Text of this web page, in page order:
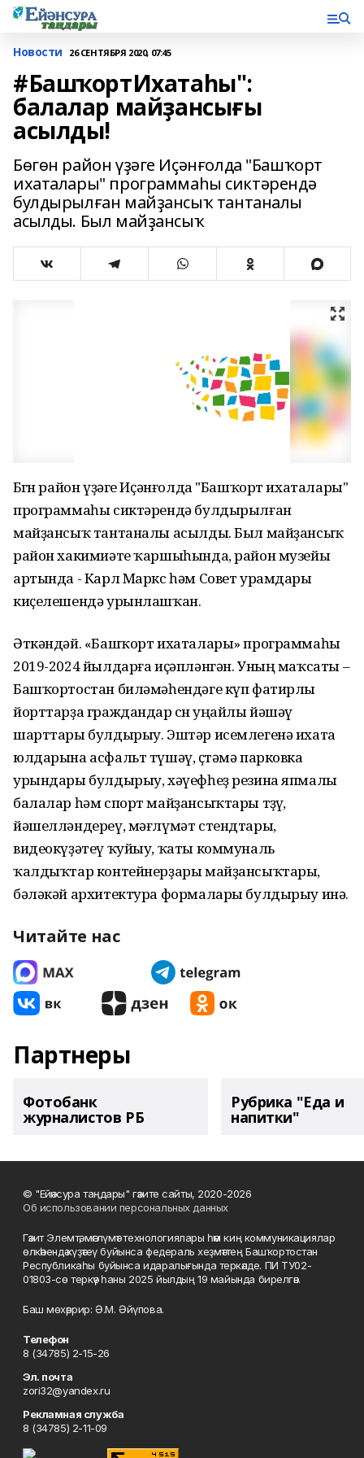
Новости 26 СЕНТЯБРЯ 2020, 07:45
#БашҡортИхатаһы":
балалар майҙансығы
асылды!
Бөгөн район үҙәге Иҫәнғолда "Башҡорт
ихаталары" программаһы сиктәрендә
булдырылған майҙансыҡ тантаналы
асылды. Был майҙансыҡ
Бөгөн район үҙәге Иҫәнғолда "Башҡорт ихаталары"
программаһы сиктәрендә булдырылған
майҙансыҡ тантаналы асылды. Был майҙансыҡ
район хакимиәте ҡаршыһында, район музейы
артында - Карл Маркс һәм Совет урамдары
киҫелешендә урынлашҡан.
Әткәндәй. «Башҡорт ихаталары» программаһы
2019-2024 йылдарға иҫәпләнгән. Уның маҡсаты –
Башҡортостан биләмәһендәге күп фатирлы
йорттарҙа граждандар өсөн уңайлы йәшәү
шарттары булдырыу. Эштәр исемлегенә ихата
юлдарына асфальт түшәү, өҫтәмә парковка
урындары булдырыу, хәүефһеҙ резина япмалы
балалар һәм спорт майҙансыҡтары төҙөү,
йәшелләндереү, мәғлүмәт стендтары,
видеокүҙәтеү ҡуйыу, ҡаты коммуналь
ҡалдыҡтар контейнерҙары майҙансыҡтары,
бәләкәй архитектура формалары булдырыу инә.
Читайте нас
Партнеры
Фотобанк
журналистов РБ
Рубрика "Еда и
напитки"
© "Ейәнсура таңдары" гәзите сайты, 2020-2026
Об использовании персональных данных
Гәзит Элемтә, мәғлүмәт технологиялары һәм киң коммуникациялар
өлкәһендә күҙәтеү буйынса федераль хеҙмәттең Башҡортостан
Республикаһы буйынса идаралығында теркәлде. ПИ ТУ02-
01803-сө теркәү һаны 2025 йылдың 19 майында бирелгән.
Баш мөхәррир: Ә.М. Әйүпова.
Телефон
8 (34785) 2-15-26
Эл. почта
zori32@yandex.ru
Рекламная служба
8 (34785) 2-11-09